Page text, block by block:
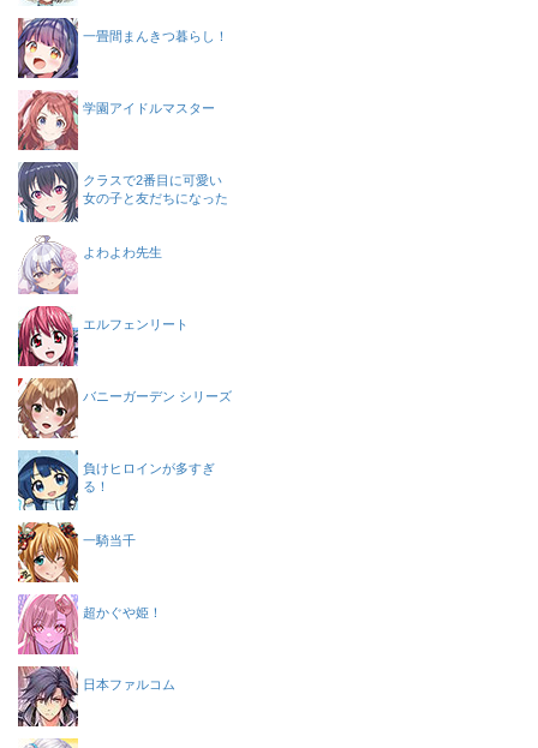
一畳間まんきつ暮らし！
学園アイドルマスター
クラスで2番目に可愛い
女の子と友だちになった
よわよわ先生
エルフェンリート
バニーガーデン シリーズ
負けヒロインが多すぎ
る！
一騎当千
超かぐや姫！
日本ファルコム